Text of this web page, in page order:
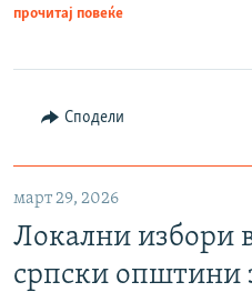
прочитај повеќе
Сподели
март 29, 2026
Локални избори
српски општини